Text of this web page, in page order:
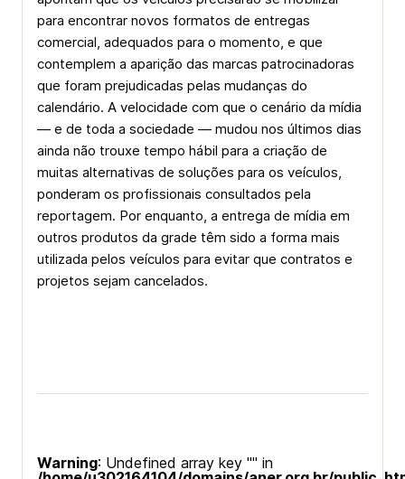
para encontrar novos formatos de entregas
comercial, adequados para o momento, e que
contemplem a aparição das marcas patrocinadoras
que foram prejudicadas pelas mudanças do
calendário. A velocidade com que o cenário da mídia
— e de toda a sociedade — mudou nos últimos dias
ainda não trouxe tempo hábil para a criação de
muitas alternativas de soluções para os veículos,
ponderam os profissionais consultados pela
reportagem. Por enquanto, a entrega de mídia em
outros produtos da grade têm sido a forma mais
utilizada pelos veículos para evitar que contratos e
projetos sejam cancelados.
Warning: Undefined array key "" in